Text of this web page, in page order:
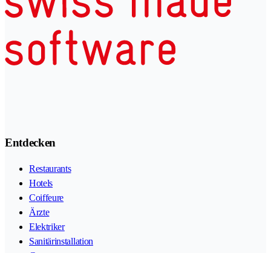
Entdecken
Restaurants
Hotels
Coiffeure
Ärzte
Elektriker
Sanitärinstallation